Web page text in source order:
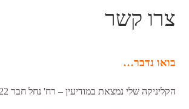
צרו קשר
בואו נדבר…
הקליניקה שלי נמצאת במודיעין – רח' נחל חבר 22.